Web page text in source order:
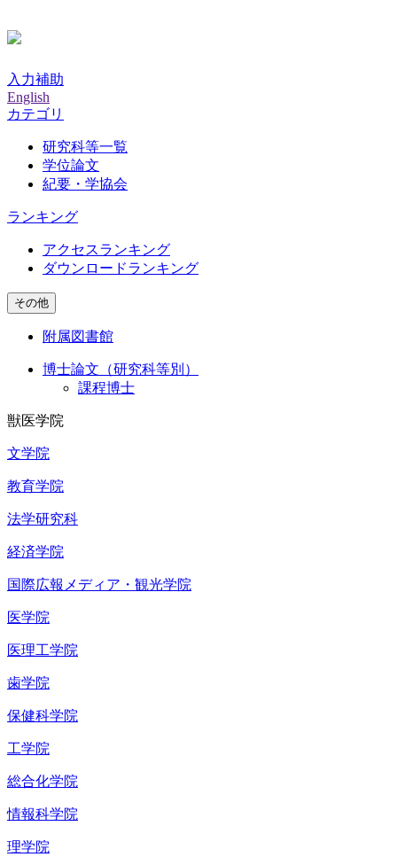
入力補助
English
カテゴリ
研究科等一覧
学位論文
紀要・学協会
ランキング
アクセスランキング
ダウンロードランキング
その他
附属図書館
博士論文（研究科等別）
課程博士
獣医学院
文学院
教育学院
法学研究科
経済学院
国際広報メディア・観光学院
医学院
医理工学院
歯学院
保健科学院
工学院
総合化学院
情報科学院
理学院